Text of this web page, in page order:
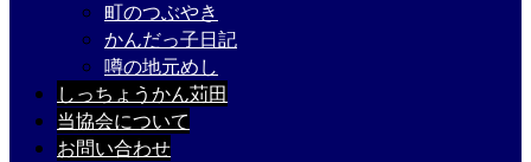
町のつぶやき
かんだっ子日記
噂の地元めし
しっちょうかん苅田
当協会について
お問い合わせ